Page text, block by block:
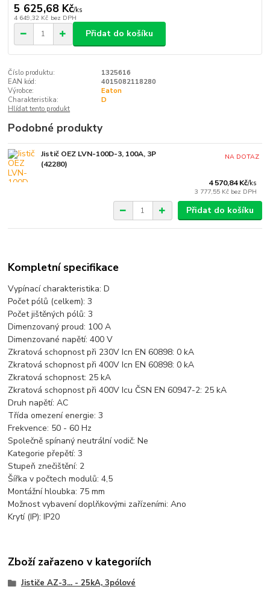
5 625,68 Kč/ks
4 649,32 Kč bez DPH
Přidat do košíku
Číslo produktu:
1325616
EAN kód:
4015082118280
Výrobce:
Eaton
Charakteristika:
D
Hlídat tento produkt
Podobné produkty
Jistič OEZ LVN-100D-3, 100A, 3P
(42280)
4 570,84 Kč/ks
3 777,55 Kč bez DPH
NA DOTAZ
Přidat do košíku
Kompletní specifikace
Vypínací charakteristika: D
Počet pólů (celkem):3
Počet jištěných pólů:3
Dimenzovaný proud: 100 A
Dimenzované napětí:400 V
Zkratová schopnost při 230V Icn EN 60898:0 kA
Zkratová schopnost při 400V Icn EN 60898:0 kA
Zkratová schopnost: 25 kA
Zkratová schopnost při 400V Icu ČSN EN 60947-2: 25 kA
Druh napětí:AC
Třída omezení energie:3
Frekvence: 50 - 60 Hz
Společně spínaný neutrální vodič:Ne
Kategorie přepětí:3
Stupeň znečištění: 2
Šířka v počtech modulů:4,5
Montážní hloubka: 75 mm
Možnost vybavení doplňkovými zařízeními:Ano
Krytí (IP):IP20
Zboží zařazeno v kategoriích
Jističe AZ-3... - 25kA, 3pólové